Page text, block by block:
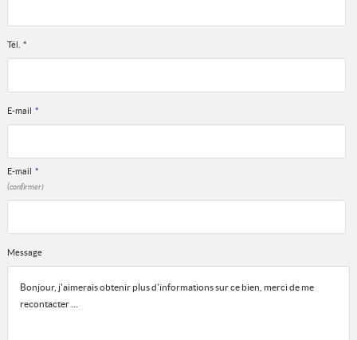
Tél. *
E-mail *
E-mail *
(confirmer)
Message